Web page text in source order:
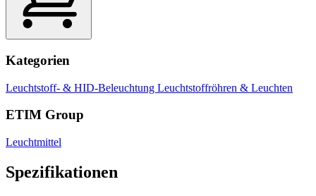
Kategorien
Leuchtstoff- & HID-Beleuchtung Leuchtstoffröhren & Leuchten
ETIM Group
Leuchtmittel
Spezifikationen